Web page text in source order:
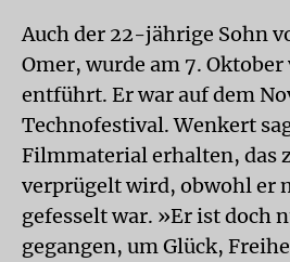
Auch der 22-jährige Sohn
Omer, wurde am 7.
entführt. Er war auf dem
Technofestival. Wenkert
Filmmaterial erhalten, das
verprügelt wird, obwohl er
gefesselt war. »Er ist doch
gegangen, um Glück,